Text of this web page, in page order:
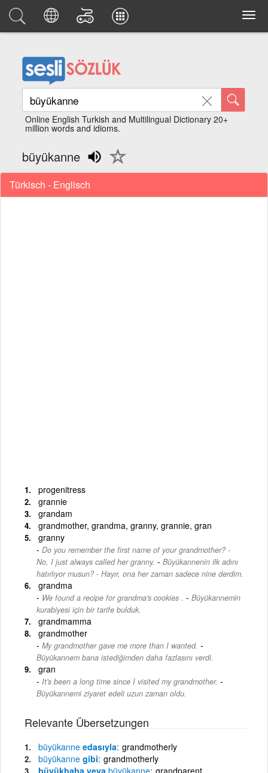
Online English Turkish and Multilingual Dictionary 20+
million words and idioms.
büyükanne
Türkisch - Englisch
progenitress
grannie
grandam
grandmother, grandma, granny, grannie, gran
granny
Do you remember the first name of your grandmother? -
No, I just always called her granny. - Büyükannenin ilk adını
hatırlıyor musun? - Hayır, ona her zaman sadece nine derdim.
grandma
We found a recipe for grandma's cookies . - Büyükannemin
kurabiyesi için bir tarife bulduk.
grandmamma
grandmother
My grandmother gave me more than I wanted. -
Büyükannem bana istediğimden daha fazlasını verdi.
gran
It's been a long time since I visited my grandmother. -
Büyükannemi ziyaret edeli uzun zaman oldu.
Relevante Übersetzungen
büyükanne edasıyla grandmotherly
büyükanne gibi grandmotherly
büyükbaba veya büyükanne grandparent